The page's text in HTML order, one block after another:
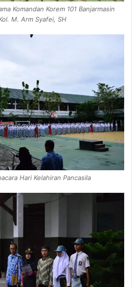
Komandan Korem 101 Banjarmasin
M. Arm Syafei, SH
Hari Kelahiran Pancasila